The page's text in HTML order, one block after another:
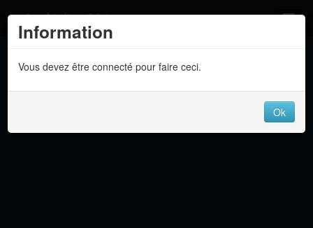
Information
Vous devez être connecté pour faire ceci.
Ok
Atelier 801
Dev Tracker
Langue